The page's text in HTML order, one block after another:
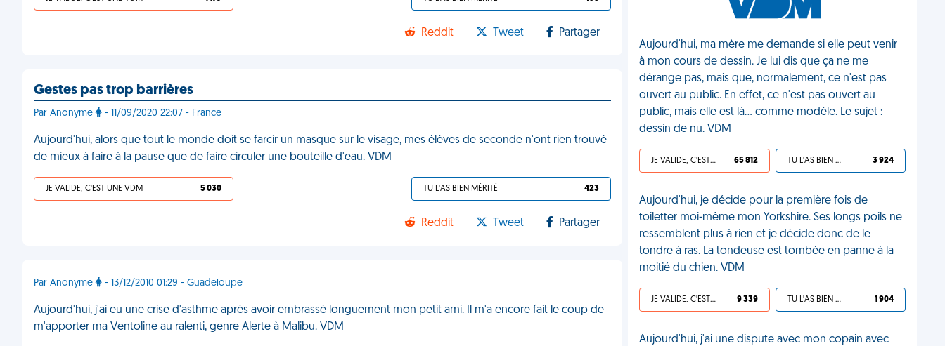
Reddit Tweet Partager
Gestes pas trop barrières
Par Anonyme - 11/09/2020 22:07 - France
Aujourd'hui, alors que tout le monde doit se farcir un masque sur le visage, mes élèves de seconde n'ont rien trouvé
de mieux à faire à la pause que de faire circuler une bouteille d'eau. VDM
JE VALIDE, C'EST UNE VDM 5 030 TU L'AS BIEN MÉRITÉ 423
Reddit Tweet Partager
Par Anonyme - 13/12/2010 01:29 - Guadeloupe
Aujourd'hui, j'ai eu une crise d'asthme après avoir embrassé longuement mon petit ami. Il m'a encore fait le coup de
m'apporter ma Ventoline au ralenti, genre Alerte à Malibu. VDM
Aujourd'hui, ma mère me demande si elle peut venir
à mon cours de dessin. Je lui dis que ça ne me
dérange pas, mais que, normalement, ce n'est pas
ouvert au public. En effet, ce n'est pas ouvert au
public, mais elle est là... comme modèle. Le sujet :
dessin de nu. VDM
JE VALIDE, C'EST UNE VDM 65 812 TU L'AS BIEN MÉRITÉ 3 924
Aujourd'hui, je décide pour la première fois de
toiletter moi-même mon Yorkshire. Ses longs poils ne
ressemblent plus à rien et je décide donc de le
tondre à ras. La tondeuse est tombée en panne à la
moitié du chien. VDM
JE VALIDE, C'EST UNE VDM 9 339 TU L'AS BIEN MÉRITÉ 1 904
Aujourd'hui, j'ai une dispute avec mon copain avec